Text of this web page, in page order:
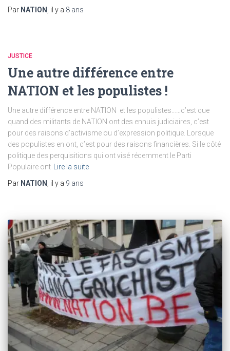
Par NATION , il y a 8 ans
JUSTICE
Une autre différence entre
NATION et les populistes !
Une autre différence entre NATION et les populistes……c’est que
quand des militants de NATION ont des ennuis judiciaires, c’est
pour des raisons d’activisme ou d’expression politique. Lorsque
des populistes en ont, c’est pour des raisons financières. Si le côté
politique des perquisitions qui ont visé récemment le Parti
Populaire ont Lire la suite
Par NATION , il y a 9 ans